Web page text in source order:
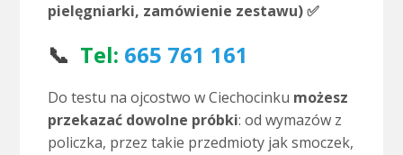
pielęgniarki, zamówienie zestawu) ✅
📞 Tel: 665 761 161
Do testu na ojcostwo w Ciechocinku możesz
przekazać dowolne próbki: od wymazów z
policzka, przez takie przedmioty jak smoczek,